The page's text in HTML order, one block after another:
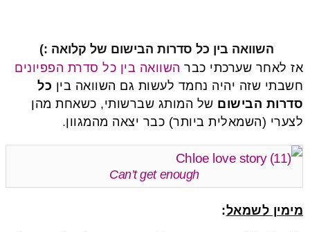
השוואה בין כל סדרות הבישום של קלואה :)
אז לאחר שערכתי כבר השוואה בין כל סדרת הפפיונים
חשבתי שזה יהיה נחמד לעשות גם השוואה בין כל
סדרות הבישום של המותג שברשותי, כשאחת מהן
לצערי (השמאלית ביותר) כבר יצאה מהמגוון.
Can’t get enough
מימין לשמאל: